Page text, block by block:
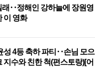
래‥정해인 강하늘에 장원영
이 영화
성 4등 축하 파티‥손님 모으
지수와 친한 척(편스토랑)[어